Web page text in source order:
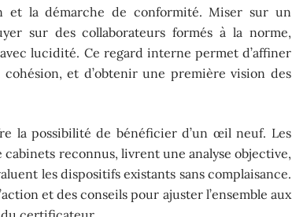
et la démarche de conformité. Miser sur un
sur des collaborateurs formés à la norme,
lucidité. Ce regard interne permet d’affiner
et d’obtenir une première vision des
la possibilité de bénéficier d’un œil neuf. Les
cabinets reconnus, livrent une analyse objective,
les dispositifs existants sans complaisance.
et des conseils pour ajuster l’ensemble aux